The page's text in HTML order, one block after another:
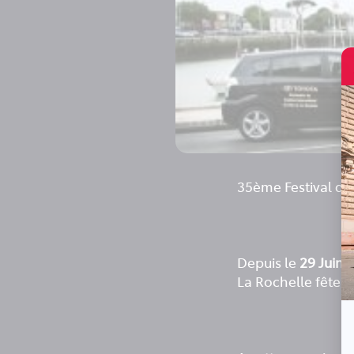
35ème Festival
Depuis le 29 Juin
La Rochelle fête